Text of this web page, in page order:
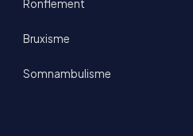
Ronflement
Bruxisme
Somnambulisme